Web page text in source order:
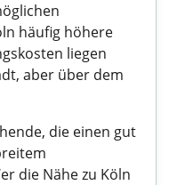
häufig höhere
liegen
aber über dem
die einen gut
die Nähe zu Köln